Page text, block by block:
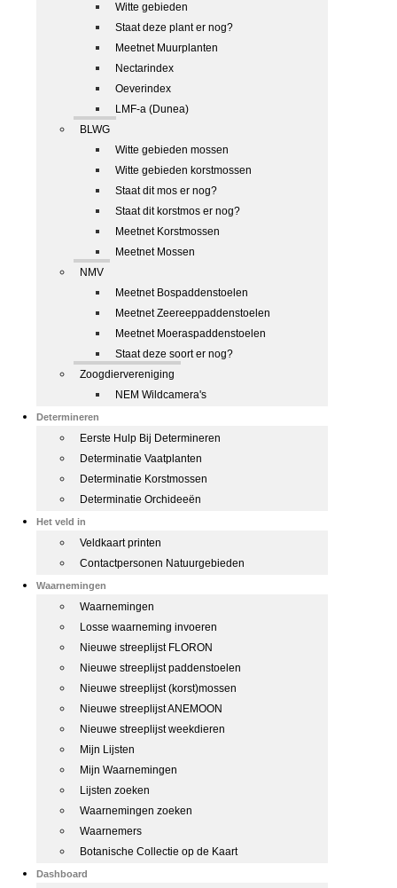
Witte gebieden
Staat deze plant er nog?
Meetnet Muurplanten
Nectarindex
Oeverindex
LMF-a (Dunea)
BLWG
Witte gebieden mossen
Witte gebieden korstmossen
Staat dit mos er nog?
Staat dit korstmos er nog?
Meetnet Korstmossen
Meetnet Mossen
NMV
Meetnet Bospaddenstoelen
Meetnet Zeereeppaddenstoelen
Meetnet Moeraspaddenstoelen
Staat deze soort er nog?
Zoogdiervereniging
NEM Wildcamera's
Determineren
Eerste Hulp Bij Determineren
Determinatie Vaatplanten
Determinatie Korstmossen
Determinatie Orchideeën
Het veld in
Veldkaart printen
Contactpersonen Natuurgebieden
Waarnemingen
Waarnemingen
Losse waarneming invoeren
Nieuwe streeplijst FLORON
Nieuwe streeplijst paddenstoelen
Nieuwe streeplijst (korst)mossen
Nieuwe streeplijst ANEMOON
Nieuwe streeplijst weekdieren
Mijn Lijsten
Mijn Waarnemingen
Lijsten zoeken
Waarnemingen zoeken
Waarnemers
Botanische Collectie op de Kaart
Dashboard